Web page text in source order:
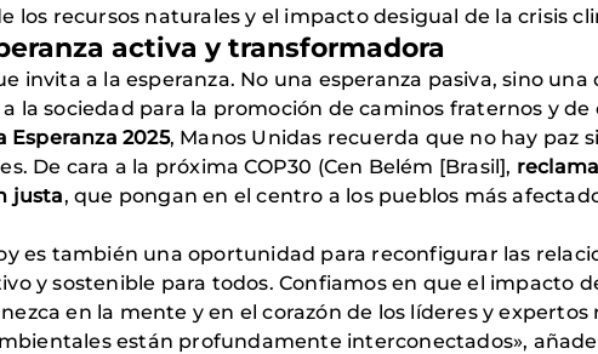
los recursos naturales y el impacto desigual de la crisis
activa y transformadora
invita a la esperanza. No una esperanza pasiva, sino
la sociedad para la promoción de caminos fraternos y de
Esperanza 2025, Manos Unidas recuerda que no hay paz
De cara a la próxima COP30 (Cen Belém [Brasil],
justa, que pongan en el centro a los pueblos más
es también una oportunidad para reconfigurar las
y sostenible para todos. Confiamos en que el impacto
en la mente y en el corazón de los líderes y
están profundamente interconectados», añade